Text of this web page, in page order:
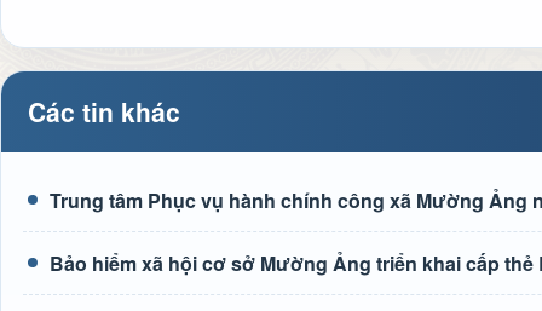
Các tin khác
Trung tâm Phục vụ hành chính công xã Mường Ảng
Bảo hiểm xã hội cơ sở Mường Ảng triển khai cấp thẻ